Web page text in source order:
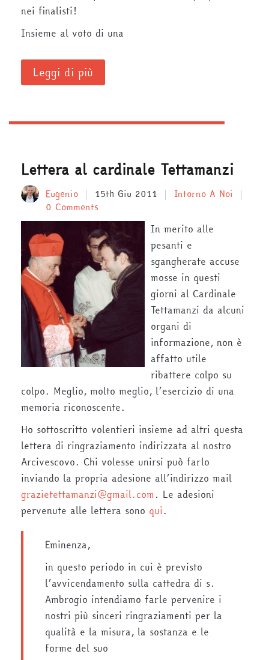
nei finalisti!
Insieme al voto di una
Leggi di più
Lettera al cardinale Tettamanzi
Eugenio 15th Giu 2011
Intorno A Noi
0 Comments
In merito alle
pesanti e
sgangherate accuse
mosse in questi
giorni al Cardinale
Tettamanzi da alcuni
organi di
informazione, non è
affatto utile
ribattere colpo su
colpo. Meglio, molto meglio, l’esercizio di una
memoria riconoscente.
Ho sottoscritto volentieri insieme ad altri questa
lettera di ringraziamento indirizzata al nostro
Arcivescovo. Chi volesse unirsi può farlo
inviando la propria adesione all’indirizzo mail
grazietettamanzi@gmail.com. Le adesioni
pervenute alle lettera sono qui.
Eminenza,
in questo periodo in cui è previsto
l’avvicendamento sulla cattedra di s.
Ambrogio intendiamo farle pervenire i
nostri più sinceri ringraziamenti per la
qualità e la misura, la sostanza e le
forme del suo